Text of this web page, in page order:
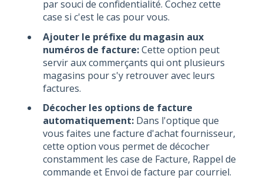
par souci de confidentialité. Cochez cette
case si c'est le cas pour vous.
Ajouter le préfixe du magasin aux
numéros de facture:Cette option peut
servir aux commerçants qui ont plusieurs
magasins pour s'y retrouver avec leurs
factures.
Décocher les options de facture
automatiquement: Dans l'optique que
vous faites une facture d'achat fournisseur,
cette option vous permet de décocher
constamment les case de Facture, Rappel de
commande et Envoi de facture par courriel.